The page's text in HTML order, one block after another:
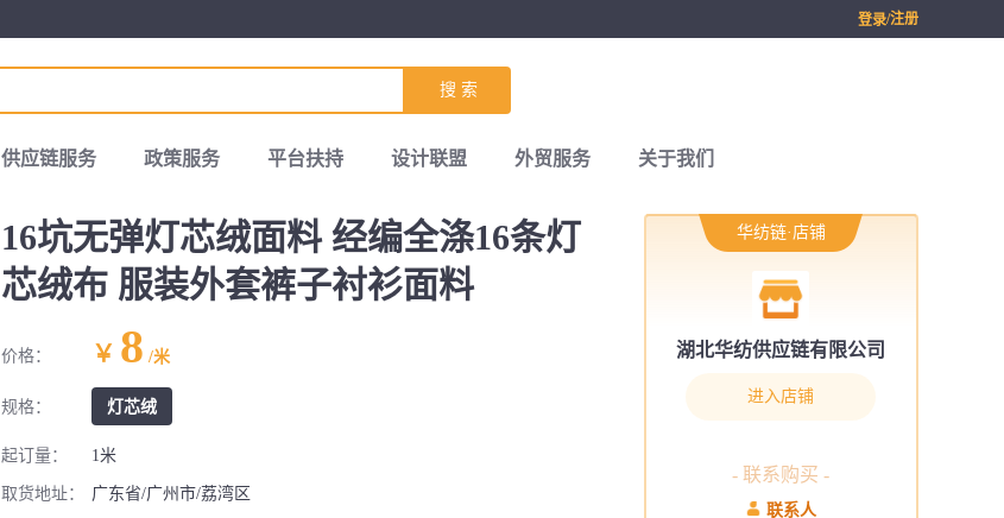
登录/注册
搜 索
供应链服务 政策服务 平台扶持 设计联盟 外贸服务 关于我们
16坑无弹灯芯绒面料 经编全涤16条灯
芯绒布 服装外套裤子衬衫面料
价格： ￥ 8 /米
规格： 灯芯绒
起订量： 1米
取货地址：
广东省/广州市/荔湾区
华纺链·店铺
湖北华纺供应链有限公司
进入店铺
- 联系购买 -
联系人